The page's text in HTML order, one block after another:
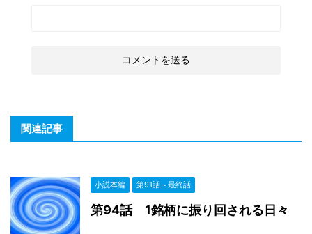
関連記事
小説本編 第91話～最終話
第94話 1銘柄に振り回される日々